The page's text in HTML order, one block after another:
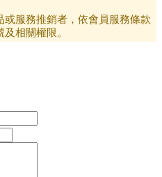
服務推銷者，依會員服務條款
相關權限。